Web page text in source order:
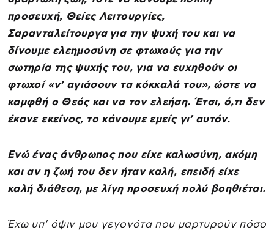
προσευχή, Θείες Λειτουργίες,
Σαρανταλείτουργα για την ψυχή του και να
δίνουμε ελεημοσύνη σε φτωχούς για την
σωτηρία της ψυχής του, για να ευχηθούν οι
φτωχοί «ν’ αγιάσουν τα κόκκαλά του», ώστε να
καμφθή ο Θεός και να τον ελεήση. Έτσι, ό,τι δεν
έκανε εκείνος, το κάνουμε εμείς γι’ αυτόν.
Ενώ ένας άνθρωπος που είχε καλωσύνη, ακόμη
και αν η ζωή του δεν ήταν καλή, επειδή είχε
καλή διάθεση, με λίγη προσευχή πολύ βοηθιέται.
Έχω υπ’ όψιν μου γεγονότα που μαρτυρούν πόσο